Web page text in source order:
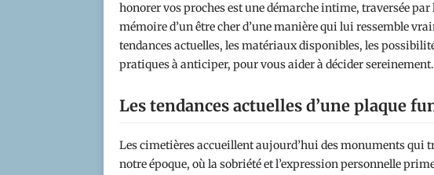
honorer vos proches est une démarche intime, traversée
mémoire d’un être cher d’une manière qui lui ressemble
tendances actuelles, les matériaux disponibles, les
pratiques à anticiper, pour vous aider à décider sereinement.
Les tendances actuelles d’une plaque
Les cimetières accueillent aujourd’hui des monuments qui
notre époque, où la sobriété et l’expression personnelle